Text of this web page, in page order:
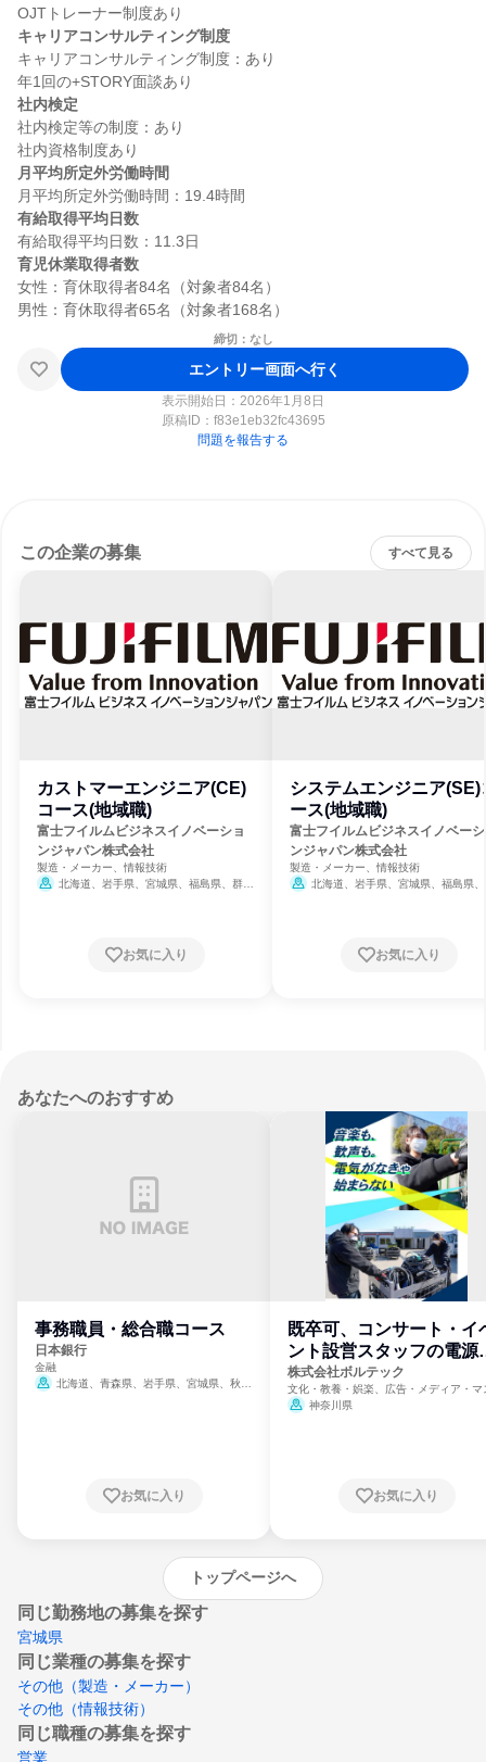
キャリアコンサルティング制度
キャリアコンサルティング制度：あり
社内検定
社内検定等の制度：あり
月平均所定外労働時間
有給取得平均日数
育児休業取得者数
女性：育休取得者84名（対象者84名）
締切：なし
エントリー画面へ行く
表示開始日：2026年1月8日
原稿ID： f83e1eb32fc43695
問題を報告する
この企業の募集 すべて見る
カストマーエンジニア(CE)
コース(地域職)
富士フイルムビジネスイノベーショ
ンジャパン株式会社
製造・メーカー、情報技術
北海道、岩手県、宮城県、福島県、群馬
山県、山口県、徳島県、香川県、高知県、福
お気に入り
システムエンジニア(SE)
ース(地域職)
富士フイルムビジネスイノベー
ンジャパン株式会社
製造・メーカー、情報技術
北海道、岩手県、宮城県、福島県
県、岡山県、広島県、山口県、徳島県
県、高知県、福岡県、長崎県、熊本県
お気に入り
あなたへのおすすめ
事務職員・総合職コース
日本銀行
金融
北海道、青森県、岩手県、宮城県、秋田
崎県、熊本県、大分県、宮崎県、鹿児島県、
お気に入り
既卒可、コンサート・イ
ント設営スタッフの電源
門
株式会社ボルテック
文化・教養・娯楽、広告・メディア・マ
ミ、電力・ガス・水道・エネルギー
神奈川県
お気に入り
トップページへ
同じ勤務地の募集を探す
宮城県
同じ業種の募集を探す
その他（製造・メーカー）
その他（情報技術）
同じ職種の募集を探す
営業